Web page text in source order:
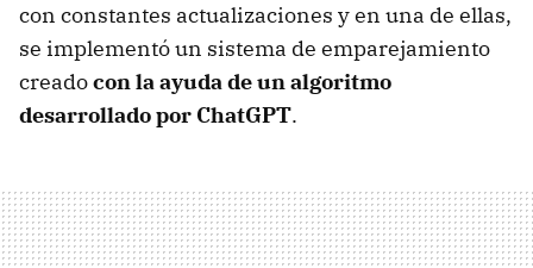
con constantes actualizaciones y en una de ellas,
se implementó un sistema de emparejamiento
creadocon la ayuda de un algoritmo
desarrollado por ChatGPT.